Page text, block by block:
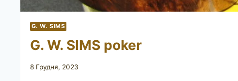
G. W. SIMS
G. W. SIMS poker
8 Грудня, 2023